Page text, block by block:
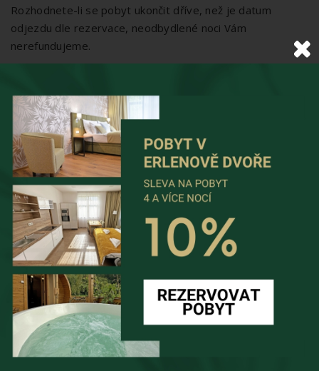
Rozhodnete-li se pobyt ukončit dříve, než je datum
odjezdu dle rezervace, neodbydlené noci Vám
nerefundujeme.
Rezervovat